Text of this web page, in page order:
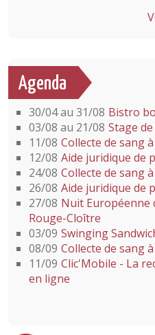
Agenda
30/04 au 31/08 Bistro
03/08 au 21/08 Stage
11/08 Collecte de sang
12/08 Aide juridique de
24/08 Collecte de sang
26/08 Aide juridique de
27/08 Nuit Européenne
Rouge-Cloître
03/09 Swinging
08/09 Collecte de sang
11/09 Clic'Mobile - La
en ligne